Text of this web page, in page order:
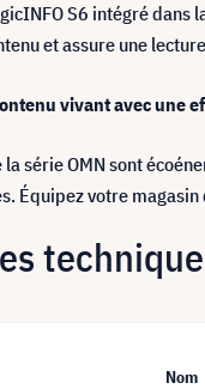
S6 intégré
et assure une
vivant avec une
la série OMN sont
Équipez votre
Nom